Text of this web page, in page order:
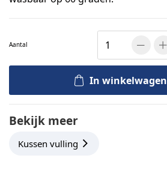
Aantal
In winkelwagen
Bekijk meer
Kussen vulling